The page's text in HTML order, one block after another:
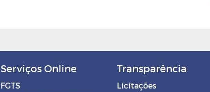
Serviços Online
FGTS
Transparência
Licitações